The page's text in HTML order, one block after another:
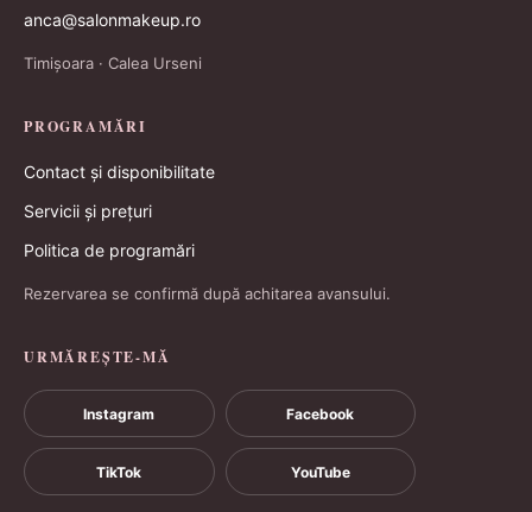
anca@salonmakeup.ro
Timișoara · Calea Urseni
PROGRAMĂRI
Contact și disponibilitate
Servicii și prețuri
Politica de programări
Rezervarea se confirmă după achitarea avansului.
URMĂREȘTE-MĂ
Instagram Facebook
TikTok YouTube